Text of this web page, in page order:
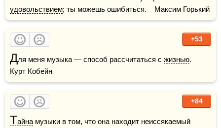
удовольствием; ты можешь ошибиться.    Максим Горький
+53
Для меня музыка — способ рассчитаться с жизнью.
Курт Кобейн
+84
Тайна музыки в том, что она находит неиссякаемый